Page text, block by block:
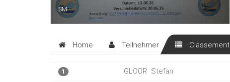
SM
Home Teilnehmer Classement
1 GLOOR Stefan